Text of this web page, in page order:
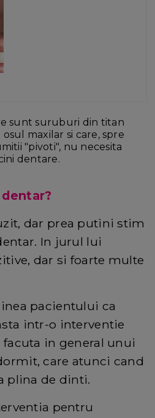
sunt suruburi din titan
maxilar si care, spre
"pivoti", nu necesita
dentare.
dar prea putini stim
In jurul lui
dar si foarte multe
pacientului ca
intr-o interventie
in general unui
care atunci cand
plina de dinti.
pentru